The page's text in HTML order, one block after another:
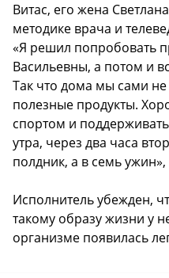
Витас, его жена
методике врача и
«Я решил попробовать
Васильевны, а потом и
Так что дома мы сами
полезные продукты.
спортом и
утра, через два часа
полдник, а в семь
Исполнитель убежден,
такому образу жизни у
организме появилась